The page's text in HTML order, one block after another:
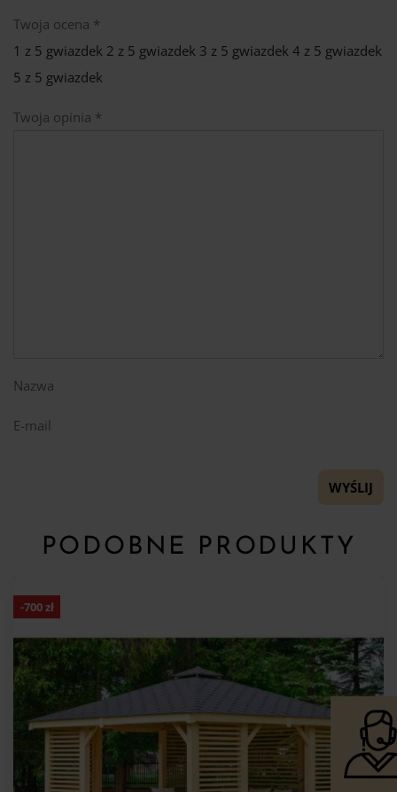
Twoja ocena *
1 z 5 gwiazdek 2 z 5 gwiazdek 3 z 5 gwiazdek 4 z 5 gwiazdek
5 z 5 gwiazdek
Twoja opinia *
Nazwa
E-mail
PODOBNE PRODUKTY
-700zł